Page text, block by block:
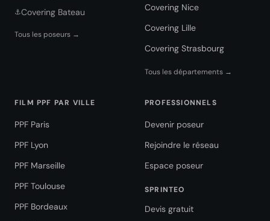
⚓Covering Bateau
Tous les poseurs →
Covering Nice
Covering Lille
Covering Strasbourg
Tous les départements →
FILM PPF PAR VILLE
PPF Paris
PPF Lyon
PPF Marseille
PPF Toulouse
PPF Bordeaux
PROFESSIONNELS
Devenir poseur
Rejoindre le réseau
Espace poseur
SPRINTEO
Devis gratuit